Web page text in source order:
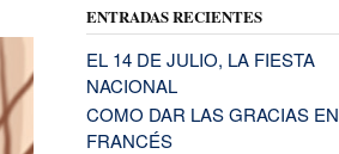
ENTRADAS RECIENTES
EL 14 DE JULIO, LA FIESTA
NACIONAL
COMO DAR LAS GRACIAS EN
FRANCÉS